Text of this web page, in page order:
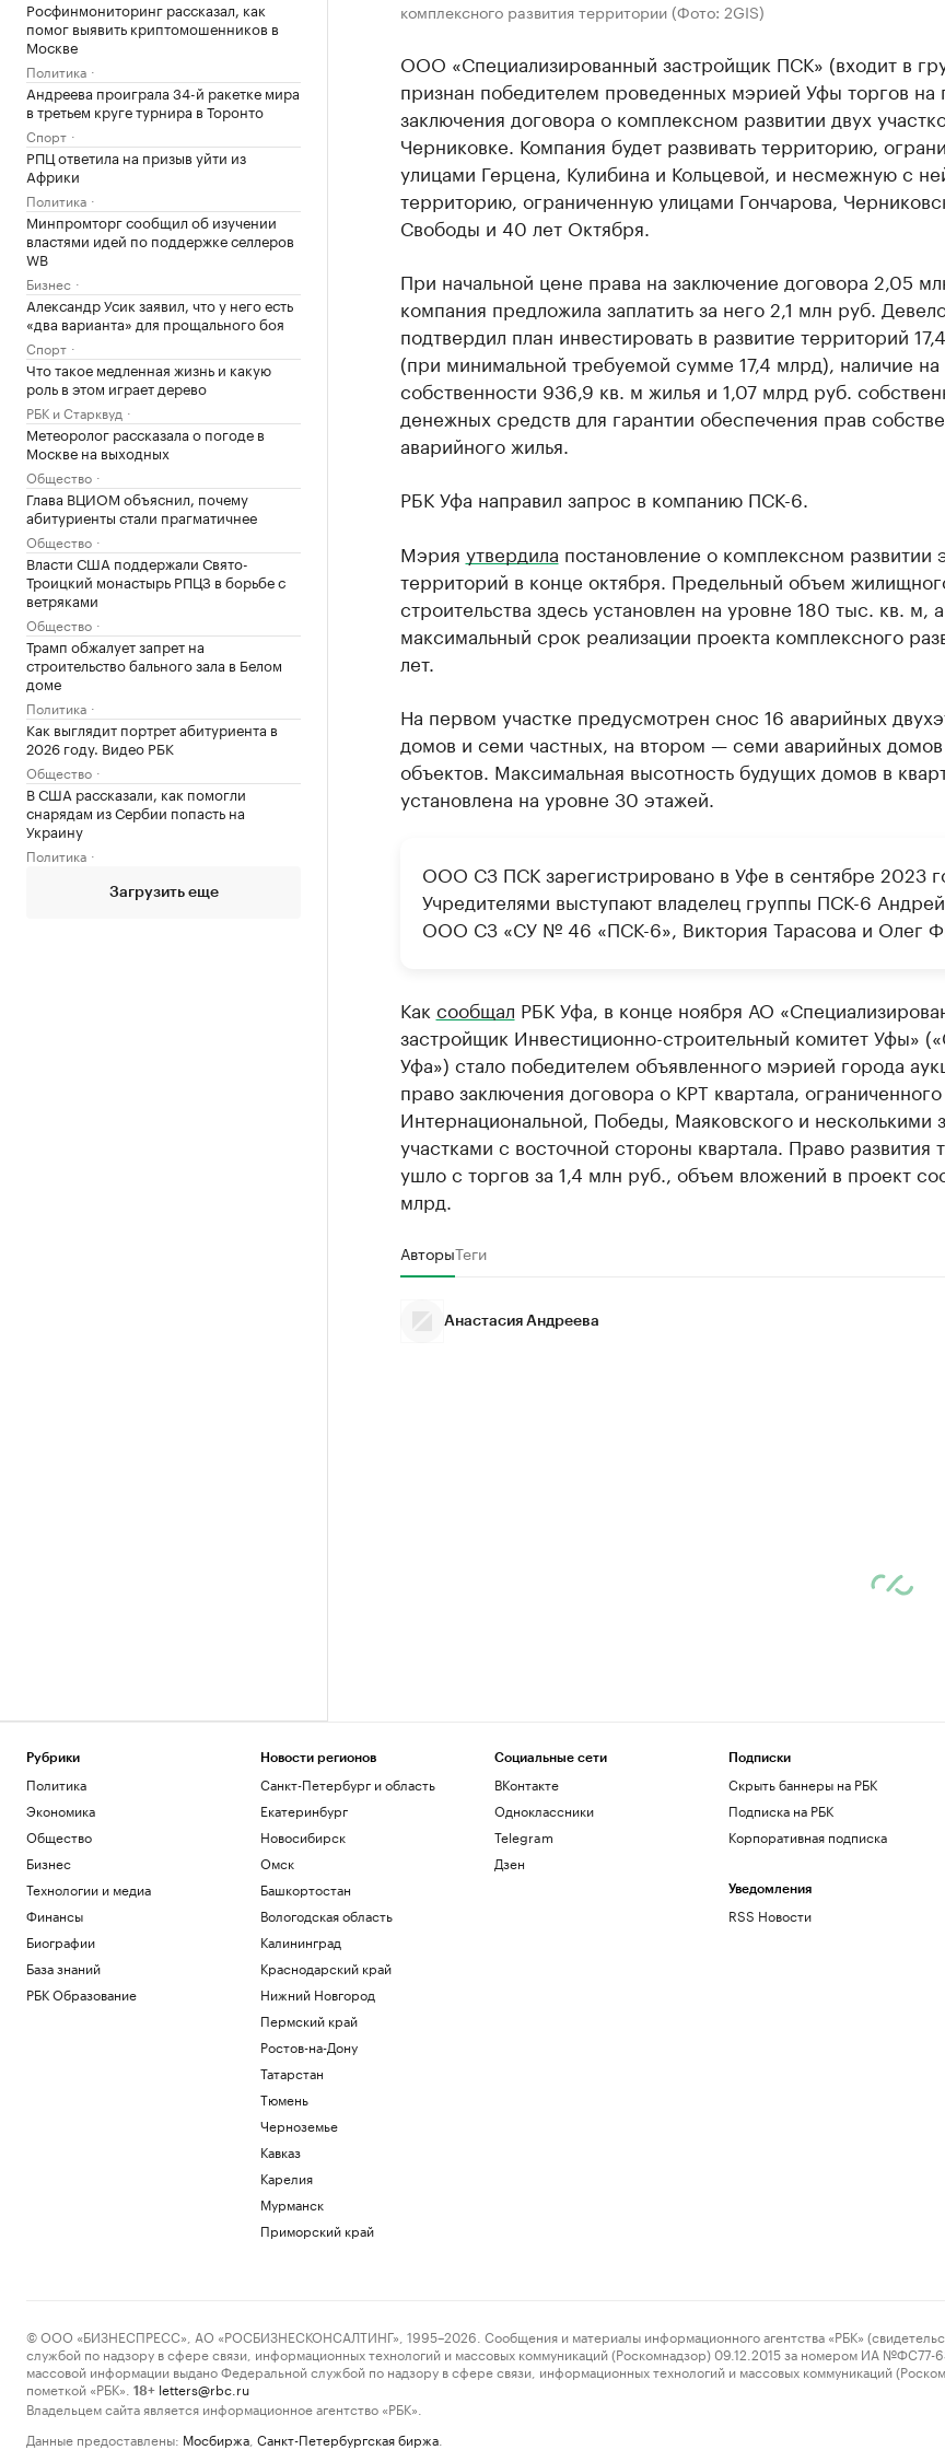
Росфинмониторинг рассказал, как
помог выявить криптомошенников в
Москве
Политика
Андреева проиграла 34-й ракетке мира
в третьем круге турнира в Торонто
Спорт
РПЦ ответила на призыв уйти из
Африки
Политика
Минпромторг сообщил об изучении
властями идей по поддержке селлеров
WB
Бизнес
Александр Усик заявил, что у него есть
«два варианта» для прощального боя
Спорт
Что такое медленная жизнь и какую
роль в этом играет дерево
РБК и Старквуд
Метеоролог рассказала о погоде в
Москве на выходных
Общество
Глава ВЦИОМ объяснил, почему
абитуриенты стали прагматичнее
Общество
Власти США поддержали Свято-
Троицкий монастырь РПЦЗ в борьбе с
ветряками
Общество
Трамп обжалует запрет на
строительство бального зала в Белом
доме
Политика
Как выглядит портрет абитуриента в
2026 году. Видео РБК
Общество
В США рассказали, как помогли
снарядам из Сербии попасть на
Украину
Политика
Загрузить еще
комплексного развития территории (Фото: 2GIS)
ООО «Специализированный застройщик ПСК» (входит в
признан победителем проведенных мэрией Уфы торгов на
заключения договора о комплексном развитии двух
Черниковке. Компания будет развивать территорию,
улицами Герцена, Кулибина и Кольцевой, и несмежную с
территорию, ограниченную улицами Гончарова,
Свободы и 40 лет Октября.
При начальной цене права на заключение договора 2,05
компания предложила заплатить за него 2,1 млн руб.
подтвердил план инвестировать в развитие территорий
(при минимальной требуемой сумме 17,4 млрд), наличие на
собственности 936,9 кв. м жилья и 1,07 млрд руб.
денежных средств для гарантии обеспечения прав
аварийного жилья.
РБК Уфа направил запрос в компанию ПСК-6.
Мэрия утвердила постановление о комплексном развитии
территорий в конце октября. Предельный объем
строительства здесь установлен на уровне 180 тыс. кв. м, а
максимальный срок реализации проекта комплексного
лет.
На первом участке предусмотрен снос 16 аварийных
домов и семи частных, на втором — семи аварийных
объектов. Максимальная высотность будущих домов в
установлена на уровне 30 этажей.
ООО СЗ ПСК зарегистрировано в Уфе в сентябре 2023
Учредителями выступают владелец группы ПСК-6
ООО СЗ «СУ № 46 «ПСК-6», Виктория Тарасова и Олег
Как сообщал РБК Уфа, в конце ноября АО
застройщик Инвестиционно-строительный комитет Уфы»
Уфа») стало победителем объявленного мэрией города
право заключения договора о КРТ квартала,
Интернациональной, Победы, Маяковского и несколькими
участками с восточной стороны квартала. Право развития
ушло с торгов за 1,4 млн руб., объем вложений в проект
млрд.
АвторыТеги
Анастасия Андреева
Рубрики
Политика
Экономика
Общество
Бизнес
Технологии и медиа
Финансы
Биографии
База знаний
РБК Образование
Новости регионов
Санкт-Петербург и область
Екатеринбург
Новосибирск
Омск
Башкортостан
Вологодская область
Калининград
Краснодарский край
Нижний Новгород
Пермский край
Ростов-на-Дону
Татарстан
Тюмень
Черноземье
Кавказ
Карелия
Мурманск
Приморский край
Социальные сети
ВКонтакте
Одноклассники
Telegram
Дзен
Подписки
Скрыть баннеры на РБК
Подписка на РБК
Корпоративная подписка
Уведомления
RSS Новости
© ООО «БИЗНЕСПРЕСС», АО «РОСБИЗНЕСКОНСАЛТИНГ», 1995–2026. Сообщения и материалы информационного агентства «РБК»
службой по надзору в сфере связи, информационных технологий и массовых коммуникаций (Роскомнадзор) 09.12.2015 за номером ИА №ФС77-
массовой информации выдано Федеральной службой по надзору в сфере связи, информационных технологий и массовых коммуникаций
пометкой «РБК».
18+ letters@rbc.ru
Владельцем сайта является информационное агентство «РБК».
Данные предоставлены: Мосбиржа Санкт-Петербургская биржа